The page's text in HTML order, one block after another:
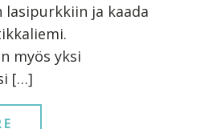
ja kaada
myös yksi
[…]